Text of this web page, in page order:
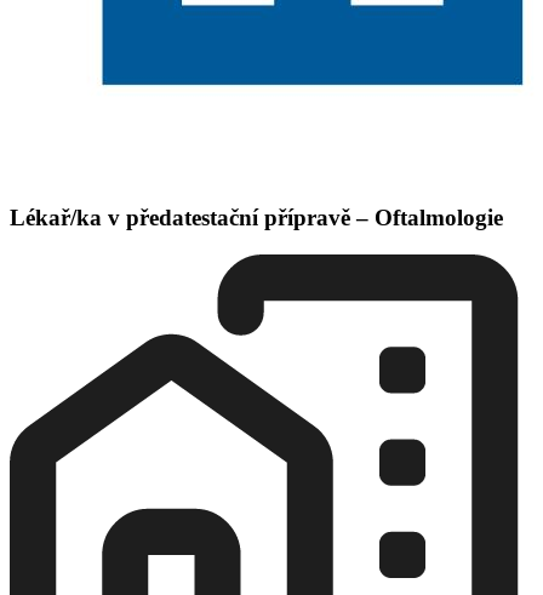
Lékař/ka v předatestační přípravě – Oftalmologie